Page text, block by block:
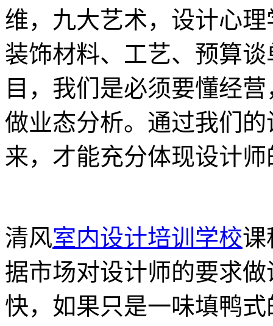
维，九大艺术，设计心
装饰材料、工艺、预算
目，我们是必须要懂经
做业态分析。通过我们
来，才能充分体现设计
清风室内设计培训学校课
据市场对设计师的要求
快，如果只是一味填鸭